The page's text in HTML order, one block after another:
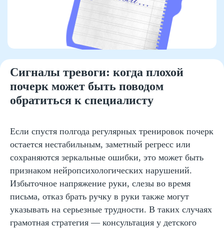
Сигналы тревоги: когда плохой
почерк может быть поводом
обратиться к специалисту
Если спустя полгода регулярных тренировок почерк
остается нестабильным, заметный регресс или
сохраняются зеркальные ошибки, это может быть
признаком нейропсихологических нарушений.
Избыточное напряжение руки, слезы во время
письма, отказ брать ручку в руки также могут
указывать на серьезные трудности. В таких случаях
грамотная стратегия — консультация у детского